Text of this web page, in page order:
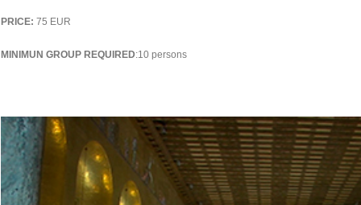
PRICE: 75 EUR
MINIMUN GROUP REQUIRED:10 persons